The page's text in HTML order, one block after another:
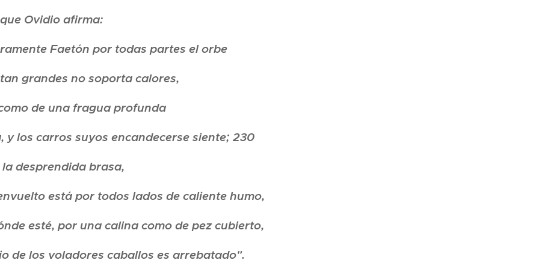
Ovidio afirma:
Faetón por todas partes el orbe
grandes no soporta calores,
de una fragua profunda
y los carros suyos encandecerse siente; 230
desprendida brasa,
está por todos lados de caliente humo,
esté, por una calina como de pez cubierto,
de los voladores caballos es arrebatado".